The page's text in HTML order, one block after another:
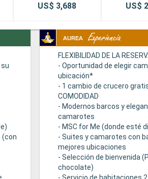
US$ 3,688 US$
(con
FLEXIBILIDAD DE LA
- Oportunidad de elegir
ubicación*
- 1 cambio de crucero
COMODIDAD
- Modernos barcos y
camarotes
- MSC for Me (donde esté
- Suites y camarotes con
mejores ubicaciones
- Selección de bienvenida
chocolate)
- Servicio de habitaciones